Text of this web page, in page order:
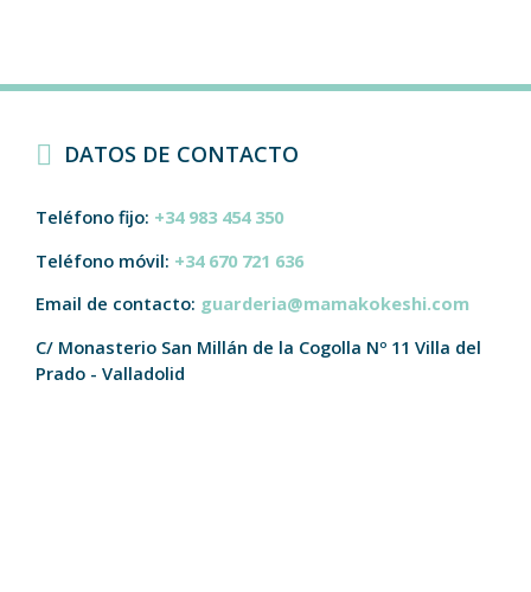
DATOS DE CONTACTO
Teléfono fijo: +34 983 454 350
Teléfono móvil: +34 670 721 636
Email de contacto: guarderia@mamakokeshi.com
C/ Monasterio San Millán de la Cogolla Nº 11 Villa del
Prado - Valladolid